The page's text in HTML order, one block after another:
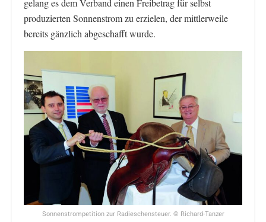
gelang es dem Verband einen Freibetrag für selbst
produzierten Sonnenstrom zu erzielen, der mittlerweile
bereits gänzlich abgeschafft wurde.
Sonnenstrompetition zur Radieschensteuer. © Richard-Tanzer